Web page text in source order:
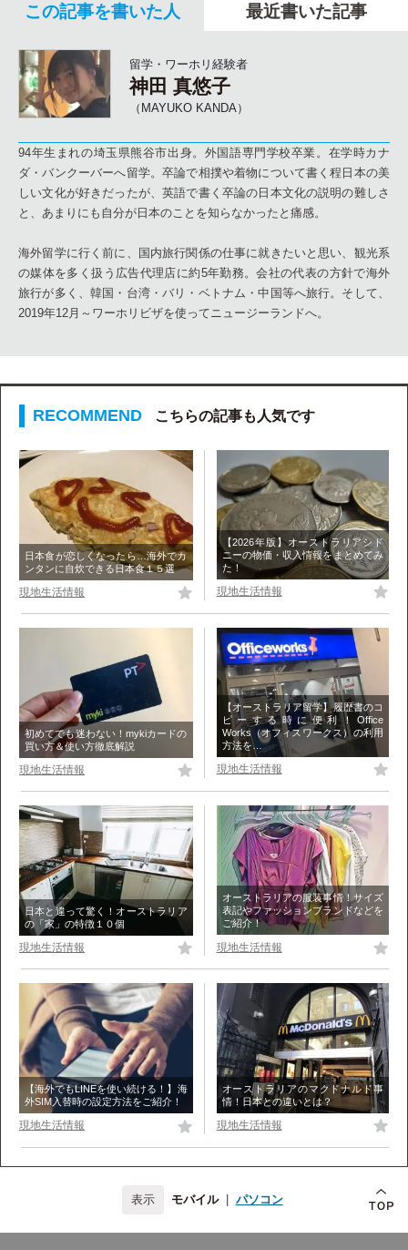
この記事を書いた人 最近書いた記事
留学・ワーホリ経験者
神田 真悠子
（MAYUKO KANDA）
94年生まれの埼玉県熊谷市出身。外国語専門学校卒業。在学時カナ
ダ・バンクーバーへ留学。卒論で相撲や着物について書く程日本の美
しい文化が好きだったが、英語で書く卒論の日本文化の説明の難しさ
と、あまりにも自分が日本のことを知らなかったと痛感。
海外留学に行く前に、国内旅行関係の仕事に就きたいと思い、観光系
の媒体を多く扱う広告代理店に約5年勤務。会社の代表の方針で海外
旅行が多く、韓国・台湾・バリ・ベトナム・中国等へ旅行。そして、
2019年12月～ワーホリビザを使ってニュージーランドへ。
こちらの記事も人気です
日本食が恋しくなったら…海外でカ
ンタンに自炊できる日本食１５選
現地生活情報
【2026年版】オーストラリアシド
ニーの物価・収入情報をまとめてみ
た！
現地生活情報
初めてでも迷わない！mykiカードの
買い方＆使い方徹底解説
現地生活情報
【オーストラリア留学】履歴書のコ
ピーする時に便利！Office
Works（オフィスワークス）の利用
方法を…
現地生活情報
日本と違って驚く！オーストラリア
の「家」の特徴１０個
現地生活情報
オーストラリアの服装事情！サイズ
表記やファッションブランドなどを
ご紹介！
現地生活情報
【海外でもLINEを使い続ける！】海
外SIM入替時の設定方法をご紹介！
現地生活情報
オーストラリアのマクドナルド事
情！日本との違いとは？
現地生活情報
モバイル | パソコン